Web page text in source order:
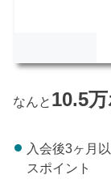
なんと 10.5
入会後3ヶ月
スポイント